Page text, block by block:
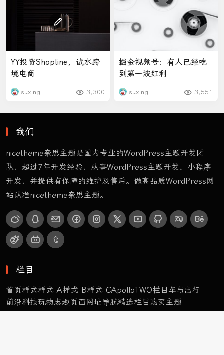
YY投资Shopline，试水跨
境电商
suxing 3,300
掘金视频号：有人已经吃
到第一波红利
suxing 3,551
我们
nicetheme奈思主题是国内专业的WordPress主题开发团
队，超过7年开发经验，从事WordPress主题开发、小程序
开发，并提供有保障的维护及售后。做高品质WordPress网
站认准nicetheme奈思主题。
栏目
首页样式样式 A样式 B样式 CApolloTWO栏目 车与出行
前沿科技玩物志趣页面网址导航精选栏目 购买主题